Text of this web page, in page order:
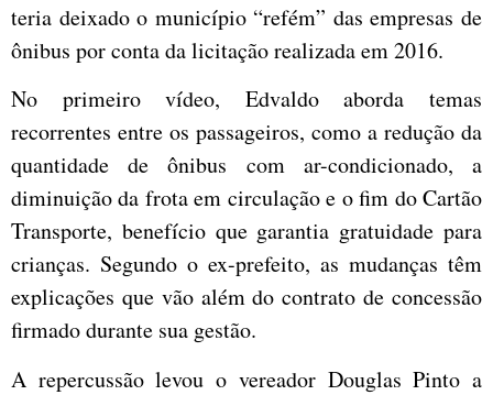
teria deixado o município “refém” das empresas de
ônibus por conta da licitação realizada em 2016.
No primeiro vídeo, Edvaldo aborda temas
recorrentes entre os passageiros, como a redução da
quantidade de ônibus com ar-condicionado, a
diminuição da frota em circulação e o fim do Cartão
Transporte, benefício que garantia gratuidade para
crianças. Segundo o ex-prefeito, as mudanças têm
explicações que vão além do contrato de concessão
firmado durante sua gestão.
A repercussão levou o vereador Douglas Pinto a